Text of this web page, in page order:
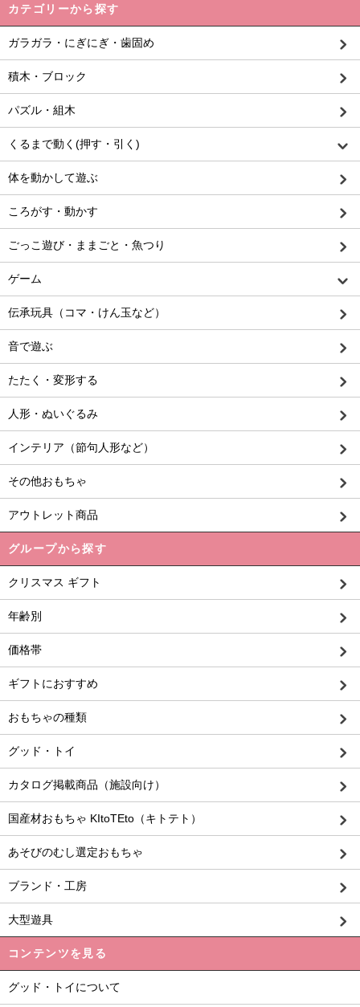
カテゴリーから探す
ガラガラ・にぎにぎ・歯固め
積木・ブロック
パズル・組木
くるまで動く(押す・引く)
体を動かして遊ぶ
ころがす・動かす
ごっこ遊び・ままごと・魚つり
ゲーム
伝承玩具（コマ・けん玉など）
音で遊ぶ
たたく・変形する
人形・ぬいぐるみ
インテリア（節句人形など）
その他おもちゃ
アウトレット商品
グループから探す
クリスマス ギフト
年齢別
価格帯
ギフトにおすすめ
おもちゃの種類
グッド・トイ
カタログ掲載商品（施設向け）
国産材おもちゃ KItoTEto（キトテト）
あそびのむし選定おもちゃ
ブランド・工房
大型遊具
コンテンツを見る
グッド・トイについて